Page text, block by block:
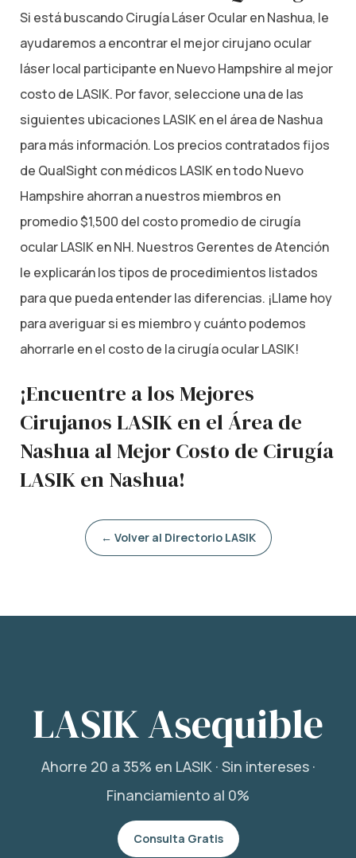
Si está buscando Cirugía Láser Ocular en Nashua, le
ayudaremos a encontrar el mejor cirujano ocular
láser local participante en Nuevo Hampshire al mejor
costo de LASIK. Por favor, seleccione una de las
siguientes ubicaciones LASIK en el área de Nashua
para más información. Los precios contratados fijos
de QualSight con médicos LASIK en todo Nuevo
Hampshire ahorran a nuestros miembros en
promedio $1,500 del costo promedio de cirugía
ocular LASIK en NH. Nuestros Gerentes de Atención
le explicarán los tipos de procedimientos listados
para que pueda entender las diferencias. ¡Llame hoy
para averiguar si es miembro y cuánto podemos
ahorrarle en el costo de la cirugía ocular LASIK!
¡Encuentre a los Mejores
Cirujanos LASIK en el Área de
Nashua al Mejor Costo de Cirugía
LASIK en Nashua!
← Volver al Directorio LASIK
LASIK Asequible
Ahorre 20 a 35% en LASIK · Sin intereses ·
Financiamiento al 0%
Consulta Gratis